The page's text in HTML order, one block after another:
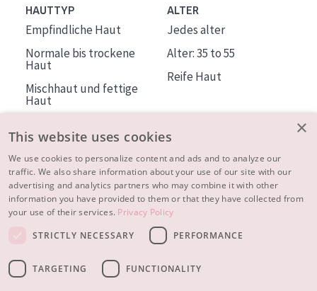
HAUTTYP
Empfindliche Haut
Normale bis trockene
Haut
Mischhaut und fettige
Haut
Haut
ALTER
Jedes alter
Alter: 35 to 55
Reife Haut
ÜBER DIADERMINE
Mehr über uns
Inspiration
×
This website uses cookies
We use cookies to personalize content and ads and to analyze our
traffic. We also share information about your use of our site with our
advertising and analytics partners who may combine it with other
information you have provided to them or that they have collected from
your use of their services. Privacy Policy
STRICTLY NECESSARY
PERFORMANCE
TARGETING FUNCTIONALITY